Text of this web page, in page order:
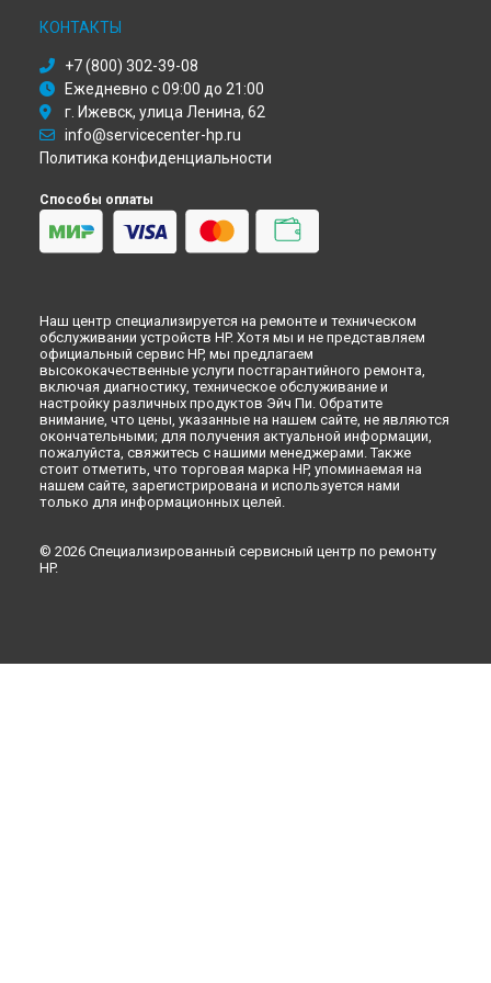
КОНТАКТЫ
+7 (800) 302-39-08
Ежедневно с 09:00 до 21:00
г. Ижевск, улица Ленина, 62
info@servicecenter-hp.ru
Политика конфиденциальности
Способы оплаты
Наш центр специализируется на ремонте и техническом
обслуживании устройств HP. Хотя мы и не представляем
официальный сервис HP, мы предлагаем
высококачественные услуги постгарантийного ремонта,
включая диагностику, техническое обслуживание и
настройку различных продуктов Эйч Пи. Обратите
внимание, что цены, указанные на нашем сайте, не являются
окончательными; для получения актуальной информации,
пожалуйста, свяжитесь с нашими менеджерами. Также
стоит отметить, что торговая марка HP, упоминаемая на
нашем сайте, зарегистрирована и используется нами
только для информационных целей.
© 2026 Специализированный сервисный центр по ремонту
HP.